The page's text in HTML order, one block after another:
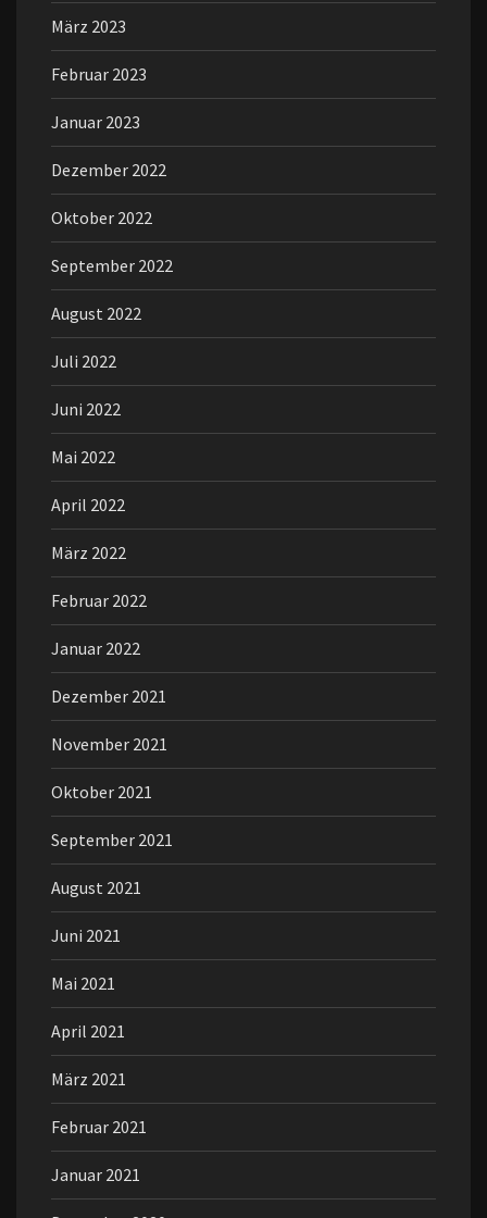
März 2023
Februar 2023
Januar 2023
Dezember 2022
Oktober 2022
September 2022
August 2022
Juli 2022
Juni 2022
Mai 2022
April 2022
März 2022
Februar 2022
Januar 2022
Dezember 2021
November 2021
Oktober 2021
September 2021
August 2021
Juni 2021
Mai 2021
April 2021
März 2021
Februar 2021
Januar 2021